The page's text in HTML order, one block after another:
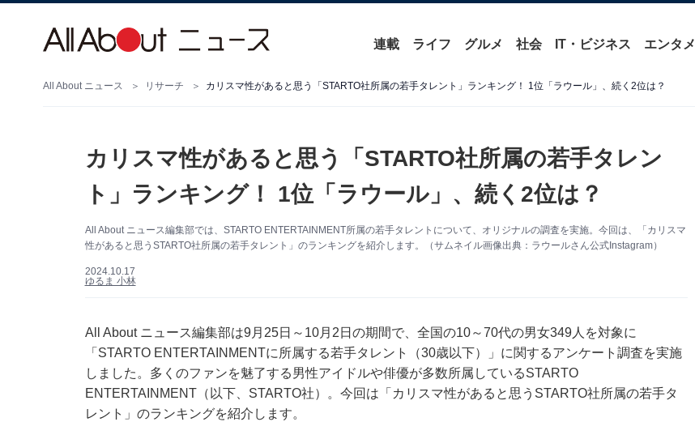
連載 ライフ グルメ 社会 IT・ビジネス エンタメ
All About ニュース リサーチ カリスマ性があると思う「STARTO社所属の若手タレント」ランキング！ 1位「ラウール」、続く2位は？
カリスマ性があると思う「STARTO社所属の若手タレン
ト」ランキング！ 1位「ラウール」、続く2位は？
All About ニュース編集部では、STARTO ENTERTAINMENT所属の若手タレントについて、オリジナルの調査を実施。今回は、「カリスマ
性があると思うSTARTO社所属の若手タレント」のランキングを紹介します。（サムネイル画像出典：ラウールさん公式Instagram）
2024.10.17
ゆるま 小林
All About ニュース編集部は9月25日～10月2日の期間で、全国の10～70代の男女349人を対象に
「STARTO ENTERTAINMENTに所属する若手タレント（30歳以下）」に関するアンケート調査を実施
しました。多くのファンを魅了する男性アイドルや俳優が多数所属しているSTARTO
ENTERTAINMENT（以下、STARTO社）。今回は「カリスマ性があると思うSTARTO社所属の若手タ
レント」のランキングを紹介します。